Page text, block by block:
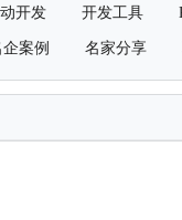
开发 开发工具
案例 名家分享